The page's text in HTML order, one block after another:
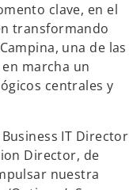
clave, en el
transformando
una de las
marcha un
centrales y
IT Director
Director, de
nuestra